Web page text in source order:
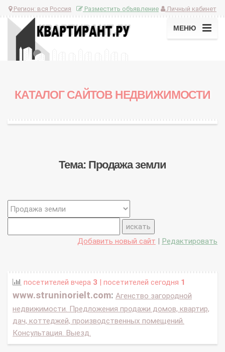
Регион: вся Россия Личный кабинет
Разместить объявление
МЕНЮ
КАТАЛОГ САЙТОВ НЕДВИЖИМОСТИ
Тема: Продажа земли
Добавить новый сайт Редактировать
посетителей вчера 3 | посетителей сегодня 1
www.struninorielt.com: Агенство загородной
недвижимости. Предложения продажи домов, квартир,
дач, коттеджей, производственных помещений.
Консультация. Выезд.